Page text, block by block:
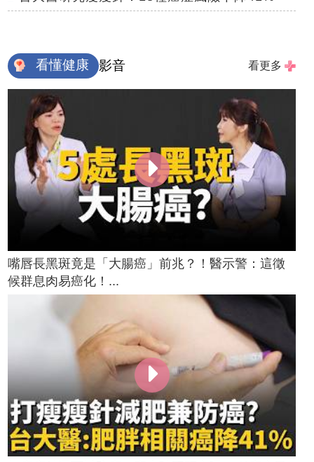
看懂健康 影音 看更多
嘴唇長黑斑竟是「大腸癌」前兆？！醫示警：這徵
候群息肉易癌化！...